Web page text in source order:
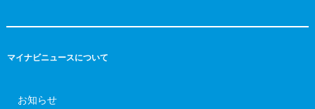
マイナビニュースについて
お知らせ